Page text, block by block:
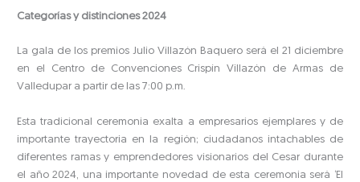
Categorías y distinciones 2024
La gala de los premios Julio Villazón Baquero será el 21 diciembre
en el Centro de Convenciones Crispín Villazón de Armas de
Valledupar a partir de las 7:00 p.m.
Esta tradicional ceremonia exalta a empresarios ejemplares y de
importante trayectoria en la región; ciudadanos intachables de
diferentes ramas y emprendedores visionarios del Cesar durante
el año 2024, una importante novedad de esta ceremonia será ‘El